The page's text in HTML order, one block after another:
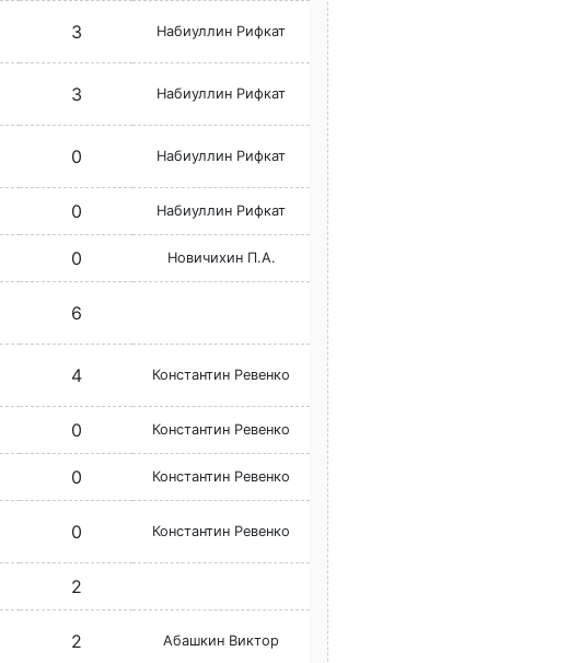
3 Набиуллин Рифкат
3 Набиуллин Рифкат
0 Набиуллин Рифкат
0 Набиуллин Рифкат
0 Новичихин П.А.
6
4 Константин Ревенко
0 Константин Ревенко
0 Константин Ревенко
0 Константин Ревенко
2
2 Абашкин Виктор